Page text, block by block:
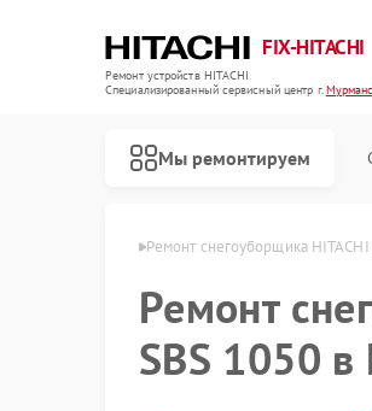
FIX-HITACHI
Ремонт устройств HITACHI
Специализированный cервисный центр г.
Мы ремонтируем
Ремонт снегоуборщика
Ремонт
SBS 1050